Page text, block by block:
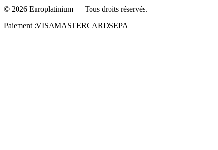
© 2026 Europlatinium — Tous droits réservés.
Paiement :VISAMASTERCARDSEPA